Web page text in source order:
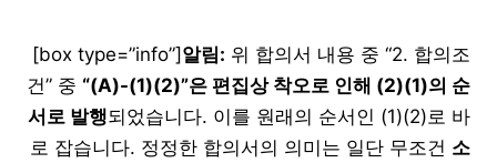
[box type=”info”]알림: 위 합의서 내용 중 “2. 합의조
건” 중 “(A)-(1)(2)”은 편집상 착오로 인해 (2)(1)의 순
서로 발행되었습니다. 이를 원래의 순서인 (1)(2)로 바
로 잡습니다. 정정한 합의서의 의미는 일단 무조건 소